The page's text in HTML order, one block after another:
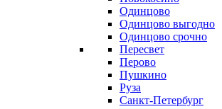
Одинцово
Одинцово выгодно
Одинцово срочно
Пересвет
Перово
Пушкино
Руза
Санкт-Петербург